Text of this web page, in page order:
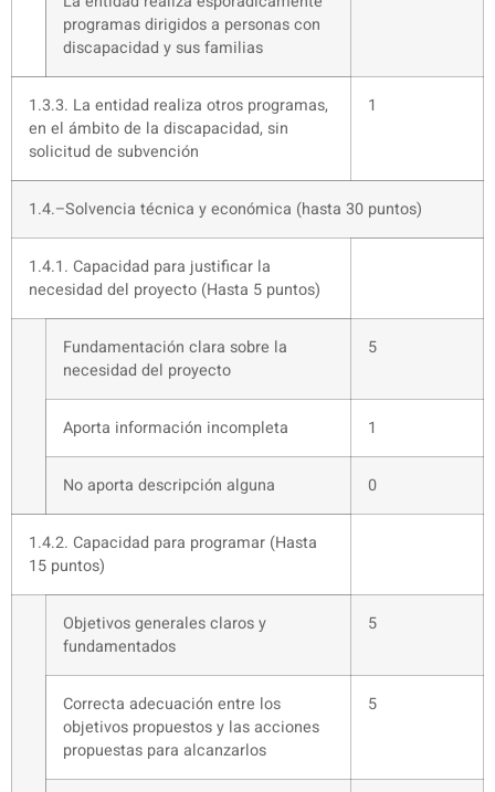
programas dirigidos a personas con
discapacidad y sus familias
1.3.3. La entidad realiza otros programas,
en el ámbito de la discapacidad, sin
solicitud de subvención
1
1.4.–Solvencia técnica y económica (hasta 30 puntos)
1.4.1. Capacidad para justificar la
necesidad del proyecto (Hasta 5 puntos)
Fundamentación clara sobre la
necesidad del proyecto
5
Aporta información incompleta 1
No aporta descripción alguna 0
1.4.2. Capacidad para programar (Hasta
15 puntos)
Objetivos generales claros y
fundamentados
5
Correcta adecuación entre los
objetivos propuestos y las acciones
propuestas para alcanzarlos
5